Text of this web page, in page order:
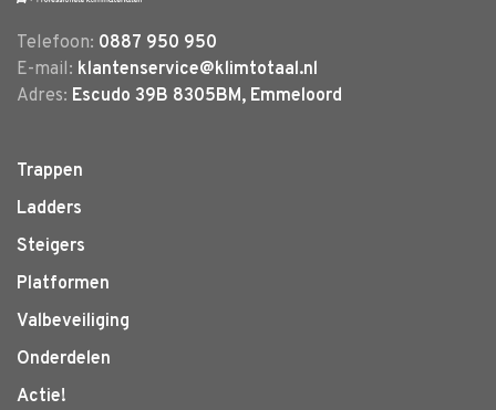
Telefoon: 0887 950 950
E-mail: klantenservice@klimtotaal.nl
Adres: Escudo 39B 8305BM, Emmeloord
Trappen
Ladders
Steigers
Platformen
Valbeveiliging
Onderdelen
Actie!